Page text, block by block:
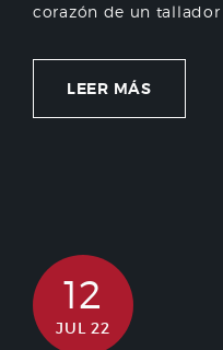
corazón de un tallador
LEER MÁS
12
JUL 22